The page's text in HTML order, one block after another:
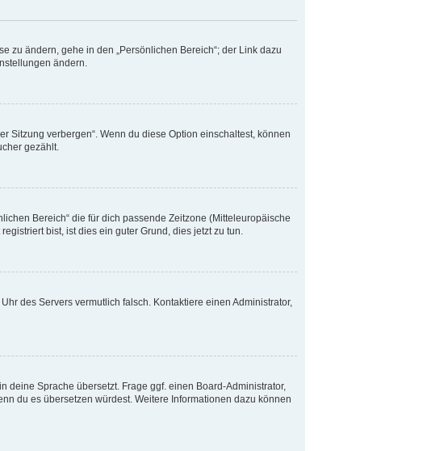
zu ändern, gehe in den „Persönlichen Bereich“; der Link dazu
ändern.
Sitzung verbergen“. Wenn du diese Option einschaltest, können
gezählt.
Bereich“ die für dich passende Zeitzone (Mitteleuropäische
bist, ist dies ein guter Grund, dies jetzt zu tun.
des Servers vermutlich falsch. Kontaktiere einen Administrator,
Sprache übersetzt. Frage ggf. einen Board-Administrator,
du es übersetzen würdest. Weitere Informationen dazu können